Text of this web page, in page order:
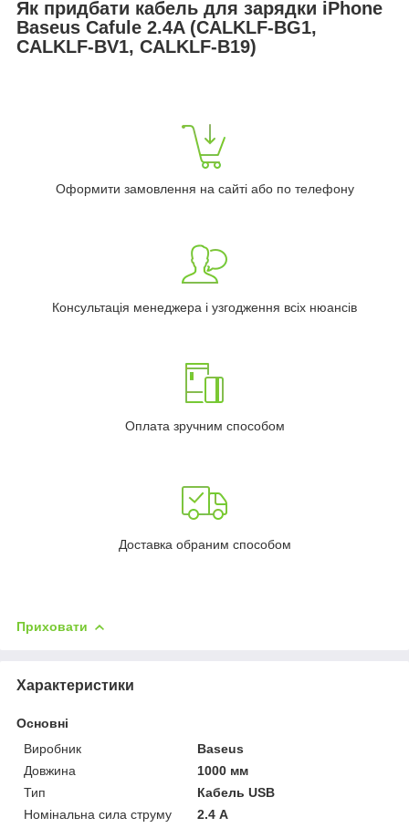
Як придбати кабель для зарядки iPhone
Baseus Cafule 2.4A (CALKLF-BG1,
CALKLF-BV1, CALKLF-B19)
Оформити замовлення на сайті або по телефону
Консультація менеджера і узгодження всіх нюансів
Оплата зручним способом
Доставка обраним способом
Приховати
Характеристики
Основні
Виробник
Baseus
Довжина
1000 мм
Тип
Кабель USB
Номінальна сила струму
2.4 А